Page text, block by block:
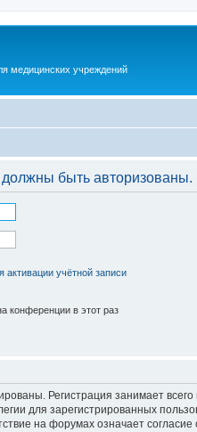
медицинских учреждений
быть авторизованы.
учётной записи
конференции в этот раз
Регистрация занимает
для зарегистрированных
на форумах означает согласие